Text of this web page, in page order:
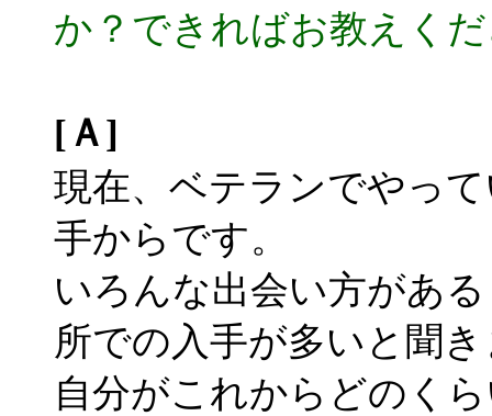
か？できればお教えく
[Ａ]
現在、ベテランでやっ
手からです。
いろんな出会い方があ
所での入手が多いと聞
自分がこれからどのく